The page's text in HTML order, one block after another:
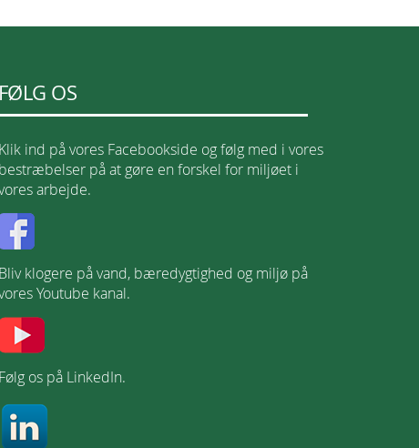
FØLG OS
Klik ind på vores Facebookside og følg med i vores
bestræbelser på at gøre en forskel for miljøet i
arbejde.
Bliv klogere på vand, bæredygtighed og miljø på
Youtube kanal.
Følg os på LinkedIn.